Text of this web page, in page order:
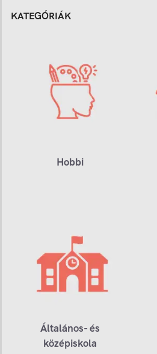
KATEGÓRIÁK
Hobbi
Általános- és
középiskola